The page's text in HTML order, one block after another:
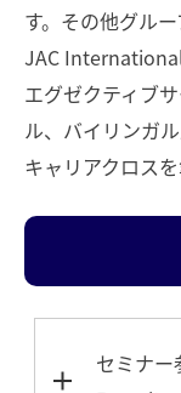
す。その他グル
JAC
エグゼクティブ
ル、バイリンガ
キャリアクロス
セミナー